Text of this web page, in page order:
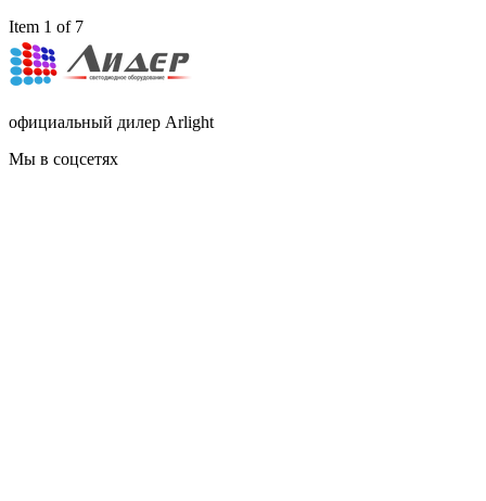
Item 1 of 7
официальный дилер Arlight
Мы в соцсетях